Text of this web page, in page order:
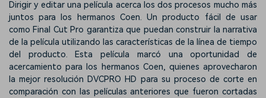
Dirigir y editar una película acerca los dos procesos mucho más
juntos para los hermanos Coen. Un producto fácil de usar
como Final Cut Pro garantiza que puedan construir la narrativa
de la película utilizando las características de la línea de tiempo
del producto. Esta película marcó una oportunidad de
acercamiento para los hermanos Coen, quienes aprovecharon
la mejor resolución DVCPRO HD para su proceso de corte en
comparación con las películas anteriores que fueron cortadas